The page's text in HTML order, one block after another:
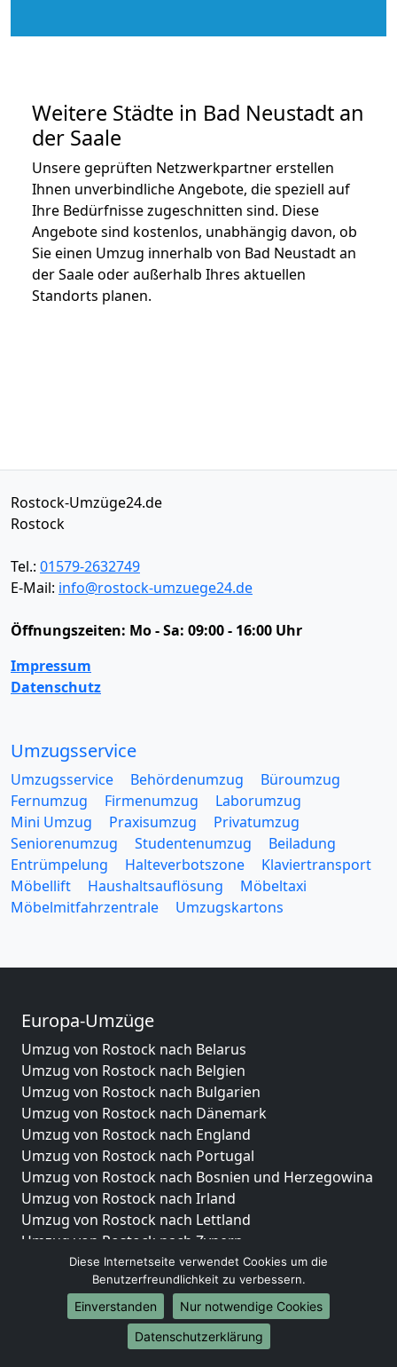
Weitere Städte in Bad Neustadt an
der Saale
Unsere geprüften Netzwerkpartner erstellen
Ihnen unverbindliche Angebote, die speziell auf
Ihre Bedürfnisse zugeschnitten sind. Diese
Angebote sind kostenlos, unabhängig davon, ob
Sie einen Umzug innerhalb von Bad Neustadt an
der Saale oder außerhalb Ihres aktuellen
Standorts planen.
Rostock-Umzüge24.de
Rostock
Tel.: 01579-2632749
E-Mail: info@rostock-umzuege24.de
Öffnungszeiten: Mo - Sa: 09:00 - 16:00 Uhr
Impressum
Datenschutz
Umzugsservice
Umzugsservice Behördenumzug
Büroumzug
Fernumzug
Firmenumzug
Laborumzug
Mini Umzug
Praxisumzug
Privatumzug
Seniorenumzug
Studentenumzug
Beiladung
Entrümpelung
Halteverbotszone
Klaviertransport
Möbellift
Haushaltsauflösung
Möbeltaxi
Möbelmitfahrzentrale
Umzugskartons
Europa-Umzüge
Umzug von Rostock nach Belarus
Umzug von Rostock nach Belgien
Umzug von Rostock nach Bulgarien
Umzug von Rostock nach Dänemark
Umzug von Rostock nach England
Umzug von Rostock nach Portugal
Umzug von Rostock nach Bosnien und Herzegowina
Umzug von Rostock nach Irland
Umzug von Rostock nach Lettland
Umzug von Rostock nach Zypern
Umzug von Rostock nach Kroatien
Umzug von Rostock nach Estland
Umzug von Rostock nach Finnland
Umzug von Rostock nach Frankreich
Umzug von Rostock nach Griechenland
Diese Internetseite verwendet Cookies um die
Benutzerfreundlichkeit zu verbessern.
Einverstanden
Nur notwendige Cookies
Datenschutzerklärung